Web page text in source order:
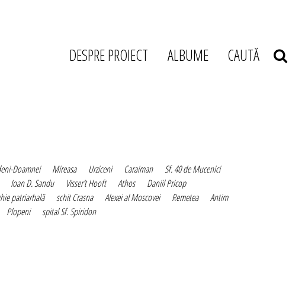
DESPRE PROIECT ALBUME CAUTĂ
Doamnei Mireasa Urziceni Caraiman
Sf. 40 de Mucenici
Ioan D. Sandu Visser’t Hooft Athos
Daniil Pricop
patriarhală schit Crasna Alexei al Moscovei Remetea
Antim
Plopeni spital Sf. Spiridon